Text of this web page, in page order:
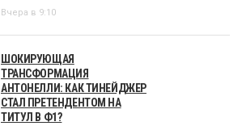
Вчера в 9:10
ШОКИРУЮЩАЯ
ТРАНСФОРМАЦИЯ
АНТОНЕЛЛИ: КАК ТИНЕЙДЖЕР
СТАЛ ПРЕТЕНДЕНТОМ НА
ТИТУЛ В Ф1?